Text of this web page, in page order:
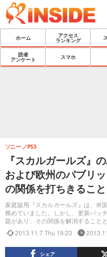
ホーム
アクセス
ランキング
読者
アンケート
スマホ
『スカルガールズ
および欧州のパブリ
の関係を打ちきるこ
家庭版用『スカルガールズ』は、米
務めていました。しかし、更新パッ
題があり、その関係を解消すること
ソニー PS3
2013.11.7 Thu 19:23
シェア